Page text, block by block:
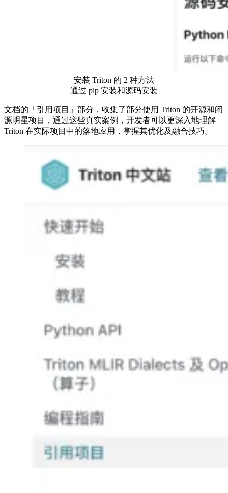
安装 Triton 的 2 种方法
通过 pip 安装和源码安装
文档的「引用项目」部分，收集了部分使用 Triton 的开源和闭
源明星项目，通过这些真实案例，开发者可以更深入地理解
Triton 在实际项目中的落地应用，掌握其优化及融合技巧。